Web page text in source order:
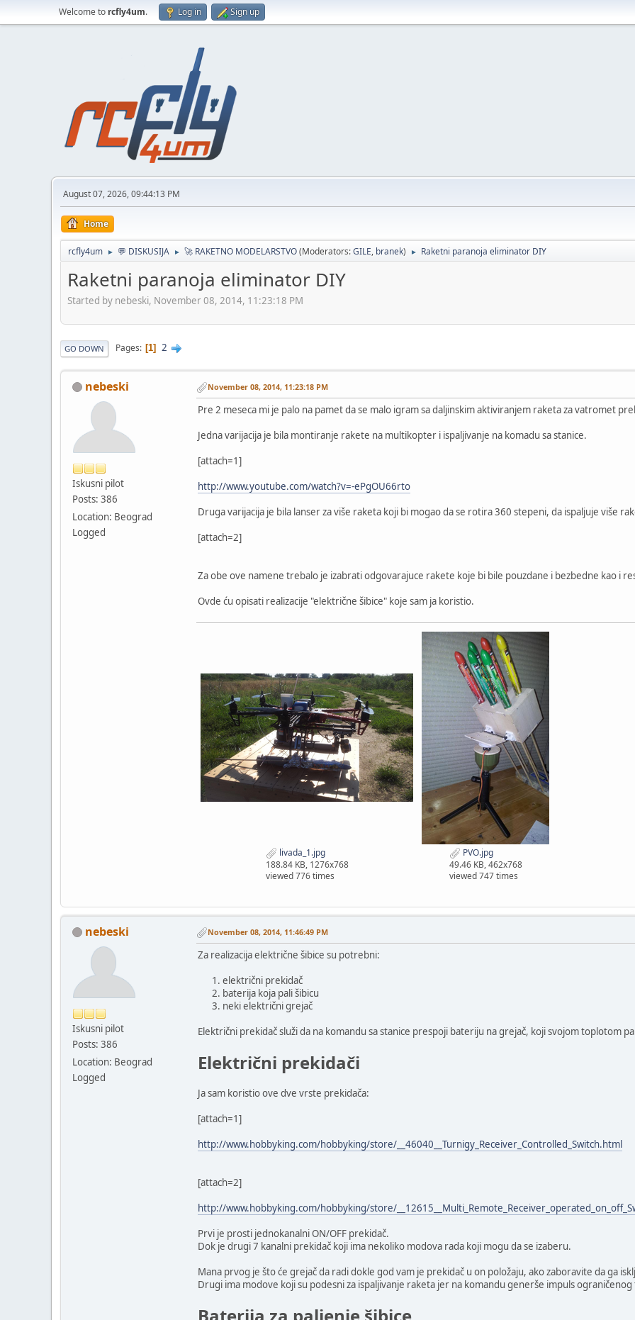
Welcome to rcfly4um. Log in Sign up
August 07, 2026, 09:44:13 PM
Home
rcfly4um ► 💬 DISKUSIJA ► 🚀 RAKETNO MODELARSTVO(Moderators:GILE, branek) ► Raketni paranoja eliminator DIY
Raketni paranoja eliminator DIY
Started by nebeski, November 08, 2014, 11:23:18 PM
GO DOWN Pages 1 2
nebeski
Iskusni pilot
Posts: 386
Location: Beograd
Logged
November 08, 2014, 11:23:18 PM
Pre 2 meseca mi je palo na pamet da se malo igram sa daljinskim aktiviranjem raketa za vatromet
Jedna varijacija je bila montiranje rakete na multikopter i ispaljivanje na komadu sa stanice.
[attach=1]
http://www.youtube.com/watch?v=-ePgOU66rto
Druga varijacija je bila lanser za više raketa koji bi mogao da se rotira 360 stepeni, da ispaljuje više
[attach=2]
Za obe ove namene trebalo je izabrati odgovarajuce rakete koje bi bile pouzdane i bezbedne kao i
Ovde ću opisati realizacije "električne šibice" koje sam ja koristio.
livada_1.jpg
188.84 KB, 1276x768
viewed 776 times
PVO.jpg
49.46 KB, 462x768
viewed 747 times
nebeski
Iskusni pilot
Posts: 386
Location: Beograd
Logged
November 08, 2014, 11:46:49 PM
Za realizacija električne šibice su potrebni:
električni prekidač
baterija koja pali šibicu
neki električni grejač
Električni prekidač služi da na komandu sa stanice prespoji bateriju na grejač, koji svojom toplotom
Električni prekidači
Ja sam koristio ove dve vrste prekidača:
[attach=1]
http://www.hobbyking.com/hobbyking/store/__46040__Turnigy_Receiver_Controlled_Switch.html
[attach=2]
http://www.hobbyking.com/hobbyking/store/
Prvi je prosti jednokanalni ON/OFF prekidač.
Dok je drugi 7 kanalni prekidač koji ima nekoliko modova rada koji mogu da se izaberu.
Mana prvog je što će grejač da radi dokle god vam je prekidač u on položaju, ako zaboravite da ga
Drugi ima modove koji su podesni za ispaljivanje raketa jer na komandu generše impuls
Baterija za paljenje šibice